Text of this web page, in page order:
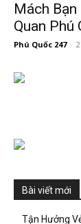
Mách
Quan Phú
Phú Quốc 247 -
Bài viết mới
Tận Hưởng